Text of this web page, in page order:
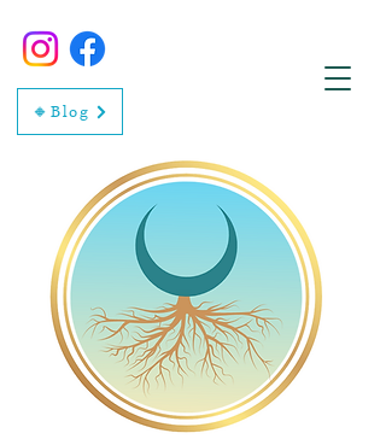
🔸Blog